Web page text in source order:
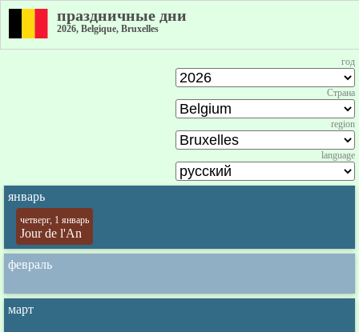
праздничные дни
2026, Belgique, Bruxelles
год
Страна
region
language
январь
четверг, 1 январь
Jour de l'An
февраль
март